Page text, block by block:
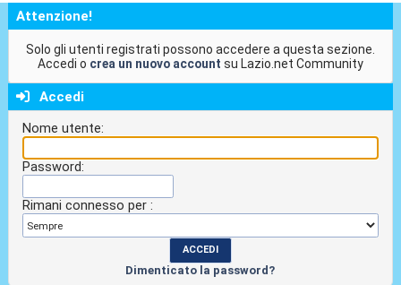
Attenzione!
Solo gli utenti registrati possono accedere a questa sezione.
Accedi o crea un nuovo account su Lazio.net Community
Accedi
Nome utente:
Password:
Rimani connesso per :
Dimenticato la password?